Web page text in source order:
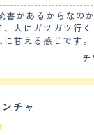
書があるからなの
人にガツガツ行く
感じです。 我が家には6頭
がいるのですが、
子とたくさん遊び
ことはあまりありま
のか、たまに構
チャ